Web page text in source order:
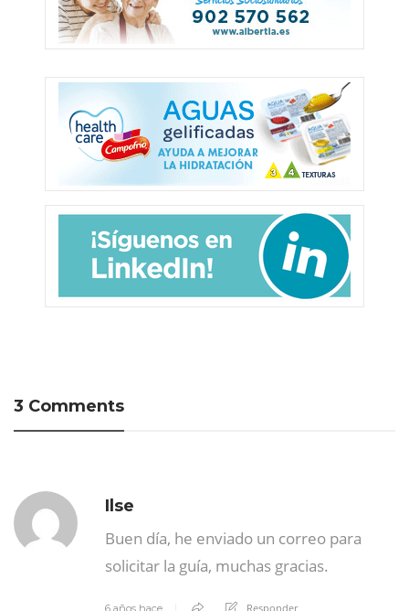
3 Comments
Ilse
Buen día, he enviado un correo para
solicitar la guía, muchas gracias.
Responder